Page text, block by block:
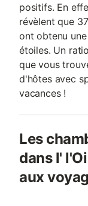
positifs. En
révèlent que
ont obtenu
étoiles. Un
que vous
d'hôtes avec
vacances !
Les
dans l'
aux